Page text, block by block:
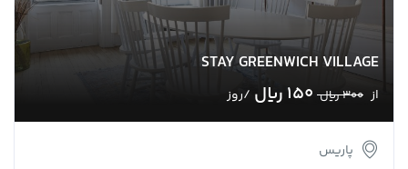
STAY GREENWICH VILLAGE
از 300 ﷼ 150 ﷼ /روز
پاریس